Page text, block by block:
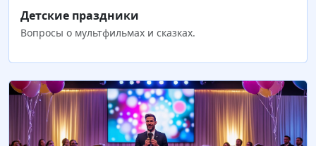
Детские праздники
Вопросы о мультфильмах и сказках.